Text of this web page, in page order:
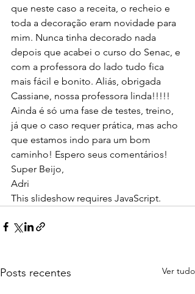
que neste caso a receita, o recheio e
toda a decoração eram novidade para
mim. Nunca tinha decorado nada
depois que acabei o curso do Senac, e
com a professora do lado tudo fica
mais fácil e bonito. Aliás, obrigada
Cassiane, nossa professora linda!!!!!
Ainda é só uma fase de testes, treino,
já que o caso requer prática, mas acho
que estamos indo para um bom
caminho! Espero seus comentários!
Super Beijo,
Adri
This slideshow requires JavaScript.
Posts recentes Ver tudo